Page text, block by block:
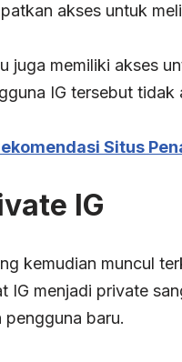
akses untuk
juga memiliki akses
IG tersebut
Situs
IG
kemudian muncul
IG menjadi private
pengguna baru.